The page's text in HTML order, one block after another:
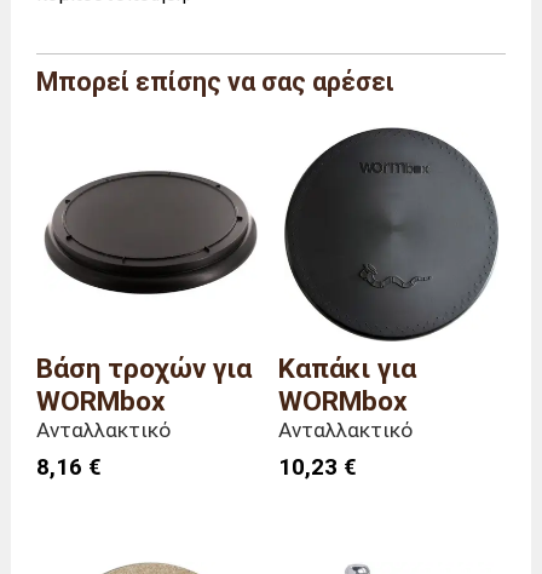
Μάρκα
Διαστάσεις
(συνολικές)
μήκος 46 x βάθος 46 x
ύψος 15 εκ.
Βάρος
940 γραμμάρια
Μπορεί επίσης να σας αρέσει
Βάση τροχών για
WORMbox
Ανταλλακτικό
8,16 €
Καπάκι για
WORMbox
Ανταλλακτικό
10,23 €